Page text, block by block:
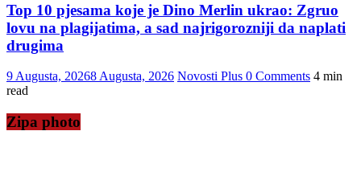
Top 10 pjesama koje je Dino Merlin ukrao: Zgruo
lovu na plagijatima, a sad najrigorozniji da naplati
drugima
9 Augusta, 20268 Augusta, 2026 Novosti Plus 0 Comments 4 min
read
Zipa photo